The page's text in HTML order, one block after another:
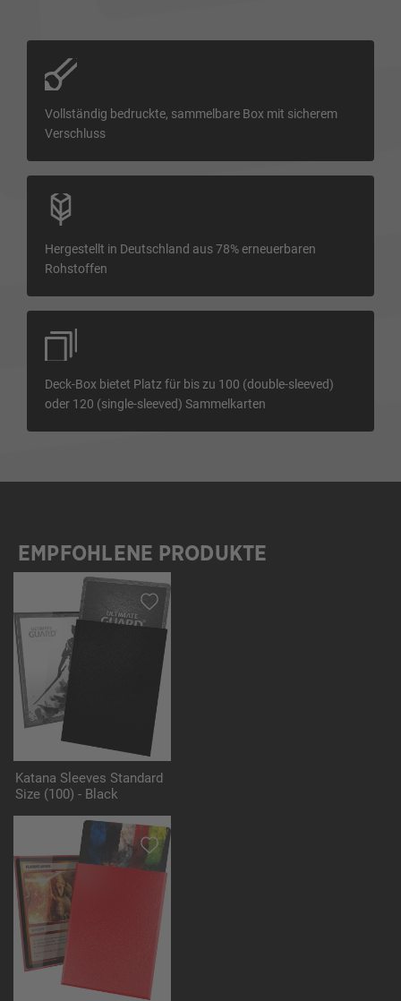
Vollständig bedruckte, sammelbare Box mit sicherem
Verschluss
Hergestellt in Deutschland aus 78% erneuerbaren
Rohstoffen
Deck-Box bietet Platz für bis zu 100 (double-sleeved)
oder 120 (single-sleeved) Sammelkarten
Produktgalerie überspringen
EMPFOHLENE PRODUKTE
Katana Sleeves Standard
Size (100) - Black